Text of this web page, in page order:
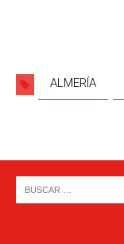
ALMERÍA